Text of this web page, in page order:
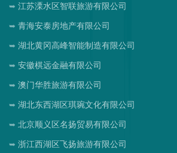
江苏溧水区智联旅游有限公司
青海安泰房地产有限公司
湖北黄冈高峰智能制造有限公司
安徽棋远金融有限公司
澳门华胜旅游有限公司
湖北东西湖区琪琬文化有限公司
北京顺义区名扬贸易有限公司
浙江西湖区飞扬旅游有限公司